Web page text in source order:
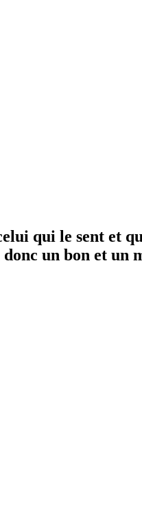
qui le sent et
un bon et un